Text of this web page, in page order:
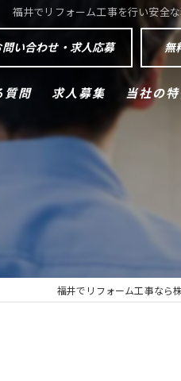
福井でリフォーム工事を行い安全
い合わせ・求人応募 無
質問 求人募集 当社の
防水工事
エクステ
福井でリフォーム工事なら